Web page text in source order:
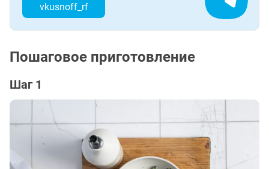
vkusnoff_rf
Пошаговое приготовление
Шаг 1